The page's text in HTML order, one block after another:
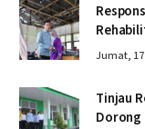
Jumat,
Tinjau
Dorong